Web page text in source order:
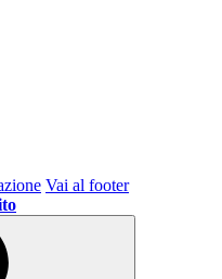
Vai al footer